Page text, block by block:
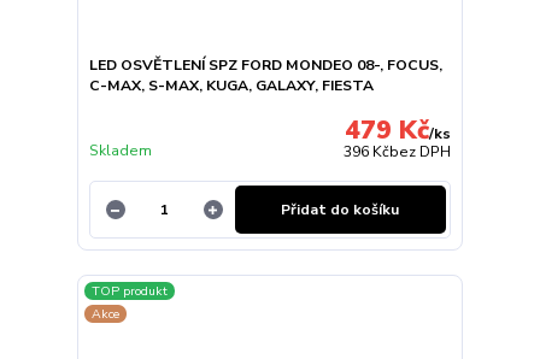
LED OSVĚTLENÍ SPZ FORD MONDEO 08-, FOCUS,
C-MAX, S-MAX, KUGA, GALAXY, FIESTA
479 Kč/ks
396 Kčbez DPH
Skladem
Přidat do košíku
TOP produkt
Akce